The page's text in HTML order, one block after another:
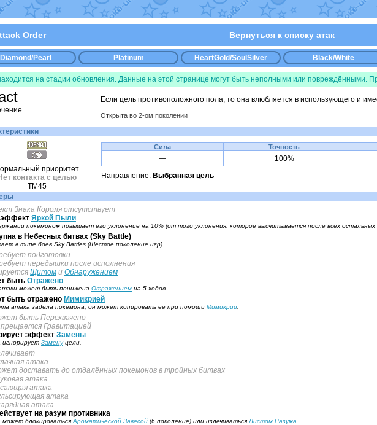
художник отvicavica в фанарте.
Order Вернуться к списку атак
Diamond/Pearl Platinum HeartGold/SoulSilver Black/White
на стадии обновления. Данные на этой странице могут быть неполными или повреждёнными.
Если цель противоположного пола, то она влюбляется в использующего и
Открыта во 2-ом поколении
приоритет
контакта с целью
TM45
Сила Точность
— 100%
Направление: Выбранная цель
Знака Короля отсутствует
эффект Яркой Пыли
покемоном повышает его уклонение на 10% (от того уклонения, которое высчитывается после всех остальных
в Небесных битвах (Sky Battle)
в типе боев Sky Battles (Шестое поколение игр).
подготовки
передышки после исполнения
Щитом и Обнаружением
быть Отражено
может быть понижена Отражением на 5 ходов.
быть отражено Мимикрией
атака задела покемона, он может копировать её при помощи Мимикрии
быть Перехвачено
Гравитацией
эффект Замены
игнорирует Заменуцели.
атака
доставать до отдалённых покемонов в тройных битвах
атака
атака
атака
атака
на разум противника
может блокироваться Ароматической Завесой (6 поколение) или излечиваться Листом Разума